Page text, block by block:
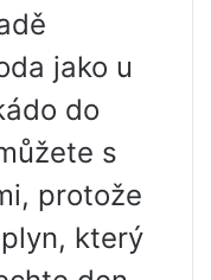
jako u
do
s
protože
který